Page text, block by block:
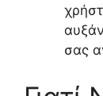
σας